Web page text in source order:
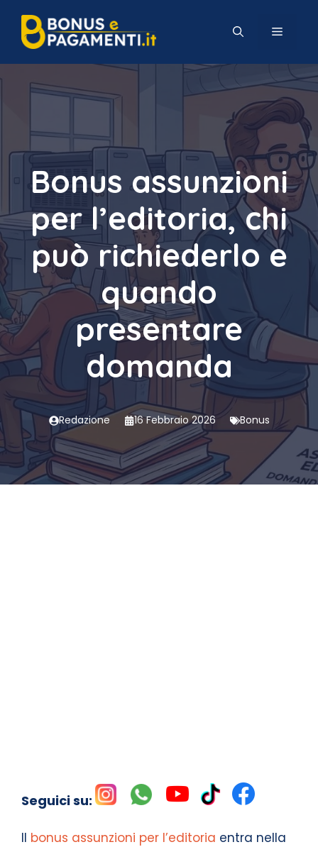
contenuto
MENU
Bonus assunzioni
per l’editoria, chi
può richiederlo e
quando
presentare
domanda
Redazione 16 Febbraio 2026 Bonus
Seguici su:
Il bonus assunzioni per l’editoria entra nella